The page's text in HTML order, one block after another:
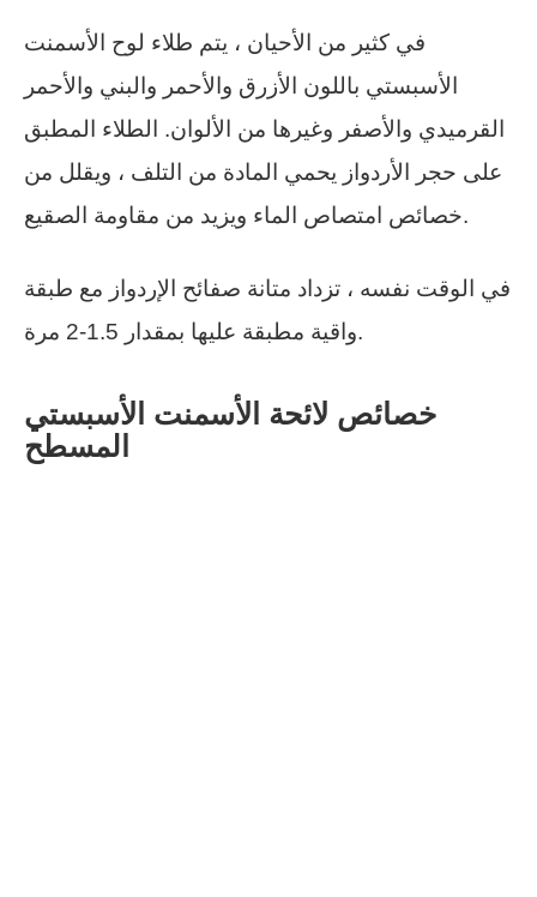
في كثير من الأحيان ، يتم طلاء لوح الأسمنت
الأسبستي باللون الأزرق والأحمر والبني والأحمر
القرميدي والأصفر وغيرها من الألوان. الطلاء المطبق
على حجر الأردواز يحمي المادة من التلف ، ويقلل من
خصائص امتصاص الماء ويزيد من مقاومة الصقيع.
في الوقت نفسه ، تزداد متانة صفائح الإردواز مع طبقة
واقية مطبقة عليها بمقدار 1.5-2 مرة.
خصائص لائحة الأسمنت الأسبستي
المسطح